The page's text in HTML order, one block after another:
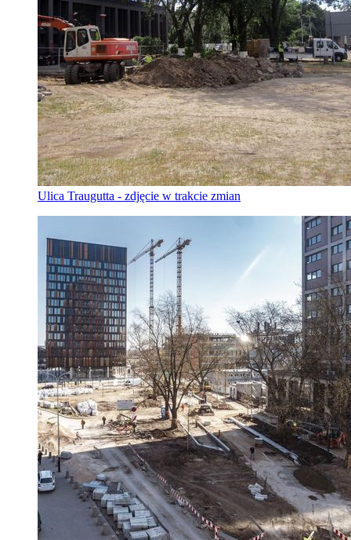
Ulica Traugutta - zdjęcie w trakcie zmian